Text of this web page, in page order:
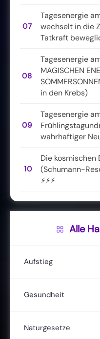
07
Tagesenergie
wechselt in die
Tatkraft
08
Tagesenergie
MAGISCHEN
in den Krebs)
09
Tagesenergie
wahrhaftiger
10
Die kosmischen
(Schumann-
⚡⚡⚡
Alle
Aufstieg
Christusbewusstsein
Gesundheit
Naturgesetze